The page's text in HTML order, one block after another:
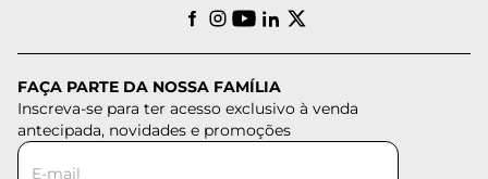
FAÇA PARTE DA NOSSA FAMÍLIA
Inscreva-se para ter acesso exclusivo à venda
antecipada, novidades e promoções